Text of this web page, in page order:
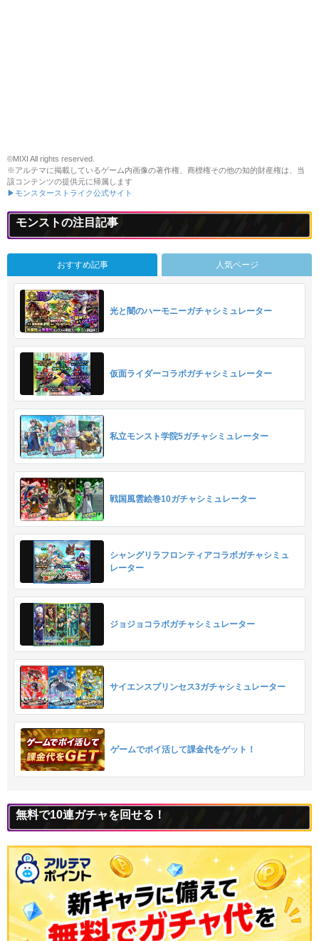
©MIXI All rights reserved.
※アルテマに掲載しているゲーム内画像の著作権、商標権その他の知的財産権は、当
該コンテンツの提供元に帰属します
▶モンスターストライク公式サイト
モンストの注目記事
おすすめ記事 人気ページ
光と闇のハーモニーガチャシミュレーター
仮面ライダーコラボガチャシミュレーター
私立モンスト学院5ガチャシミュレーター
戦国風雲絵巻10ガチャシミュレーター
シャングリラフロンティアコラボガチャシミュ
レーター
ジョジョコラボガチャシミュレーター
サイエンスプリンセス3ガチャシミュレーター
ゲームでポイ活して課金代をゲット！
無料で10連ガチャを回せる！